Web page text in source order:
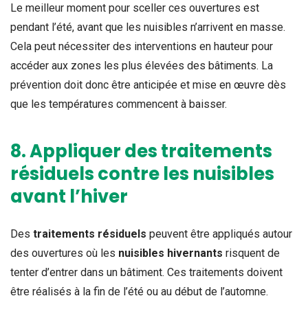
Le meilleur moment pour sceller ces ouvertures est
pendant l’été, avant que les nuisibles n’arrivent en masse.
Cela peut nécessiter des interventions en hauteur pour
accéder aux zones les plus élevées des bâtiments. La
prévention doit donc être anticipée et mise en œuvre dès
que les températures commencent à baisser.
8. Appliquer des traitements
résiduels contre les nuisibles
avant l’hiver
Des traitements résiduels peuvent être appliqués autour
des ouvertures où les nuisibles hivernants risquent de
tenter d’entrer dans un bâtiment. Ces traitements doivent
être réalisés à la fin de l’été ou au début de l’automne.